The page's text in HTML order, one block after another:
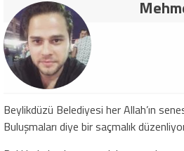
Beylikdüzü Belediyesi her Allah’ın
Buluşmaları diye bir saçmalık